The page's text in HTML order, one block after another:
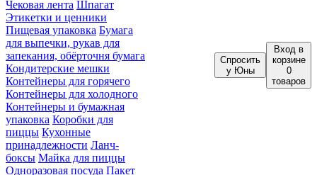
Чековая лента Шпагат
Этикетки и ценники
Пищевая упаковка Бумага
для выпечки, рукав для
запекания, обёрточня бумага
Кондитерские мешки
Контейнеры для горячего
Контейнеры для холодного
Контейнеры и бумажная
упаковка Коробки для
пиццы Кухонные
принадлежности Ланч-
боксы Майка для пиццы
Одноразовая посуда Пакет
Спросить
у Юны
Вход в
корзине
0
товаров